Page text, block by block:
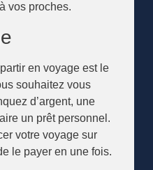
vos proches.
en voyage est le
souhaitez vous
d’argent, une
un prêt personnel.
votre voyage sur
le payer en une fois.